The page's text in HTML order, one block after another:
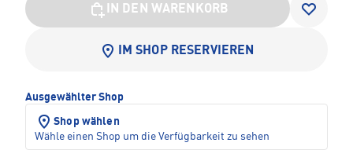
IN DEN WARENKORB
IM SHOP RESERVIEREN
Ausgewählter Shop
Shop wählen
Wähle einen Shop um die Verfügbarkeit zu sehen